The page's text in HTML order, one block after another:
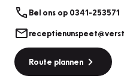
Bel ons op 0341-253571
Route plannen